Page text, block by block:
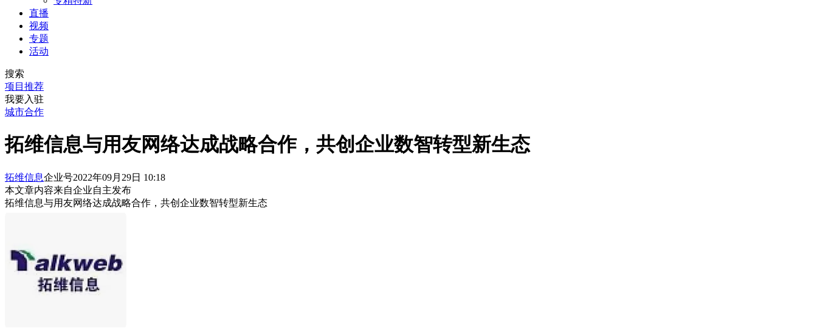
直播
视频
专题
活动
搜索
项目推荐
我要入驻
城市合作
拓维信息与用友网络达成战略合作，共创企业数智转型新生态
拓维信息企业号2022年09月29日 10:18
本文章内容来自企业自主发布
拓维信息与用友网络达成战略合作，共创企业数智转型新生态